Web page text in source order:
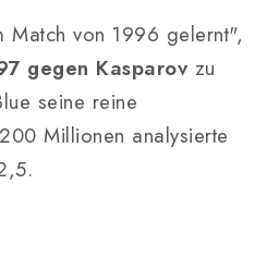
von 1996 gelernt",
gegen Kasparov zu
seine reine
Millionen analysierte